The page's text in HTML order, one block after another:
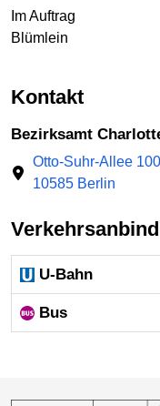
Im Auftrag
Blümlein
Kontakt
Bezirksamt
Otto-Suhr-Allee 100
10585 Berlin
U-Bahn
Bus